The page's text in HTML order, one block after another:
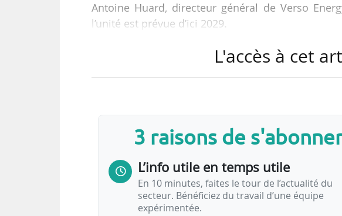
Antoine Huard, directeur général de Verso
l’unité est prévue d’ici 2029.
• une production de carburants de synthèse
secteurs du transport…
L'accès à cet
3 raisons de
L’info utile en temps utile
En 10 minutes, faites le tour de l’actualité du
secteur. Bénéficiez du travail d’une équipe
expérimentée.